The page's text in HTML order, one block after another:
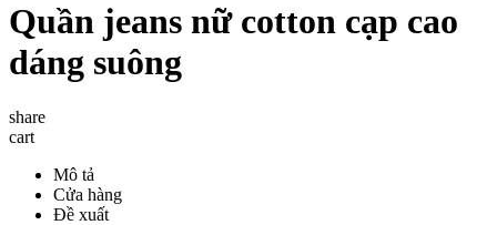
Quần jeans nữ cotton cạp cao
dáng suông
share
cart
Mô tả
Cửa hàng
Đề xuất